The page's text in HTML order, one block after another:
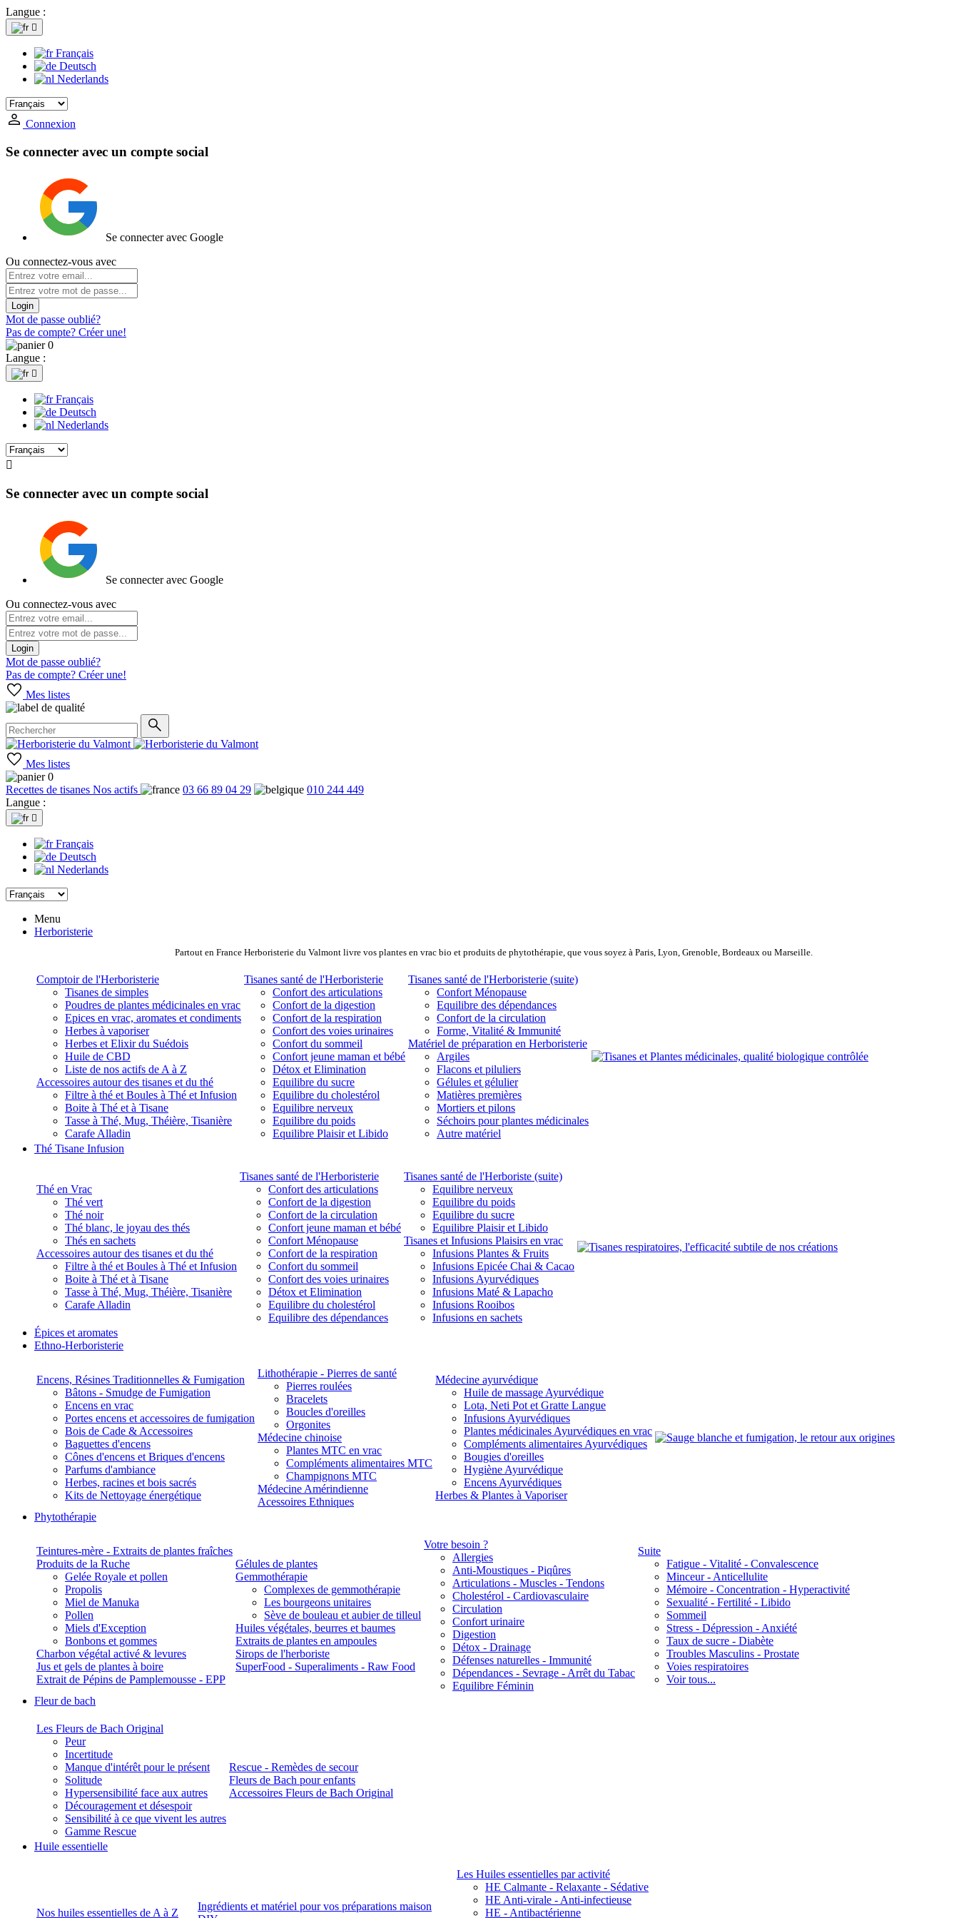
Langue :

Français
Deutsch
Nederlands
Connexion
Se connecter avec un compte social
Se connecter avec Google
Ou connectez-vous avec
Login
Mot de passe oublié?
Pas de compte? Créer une!
0
Langue :

Français
Deutsch
Nederlands

Se connecter avec un compte social
Se connecter avec Google
Ou connectez-vous avec
Login
Mot de passe oublié?
Pas de compte? Créer une!
Mes listes
Mes listes
0
Recettes de tisanes Nos actifs 03 66 89 04 29
010 244 449
Langue :

Français
Deutsch
Nederlands
Menu
Herboristerie
Partout en France Herboristerie du Valmont livre vos plantes en vrac bio et produits de phytothérapie, que vous soyez à Paris, Lyon, Grenoble, Bordeaux ou Marseille.
Comptoir de l'Herboristerie
Tisanes de simples
Poudres de plantes médicinales en vrac
Epices en vrac, aromates et condiments
Herbes à vaporiser
Herbes et Elixir du Suédois
Huile de CBD
Liste de nos actifs de A à Z
Accessoires autour des tisanes et du thé
Filtre à thé et Boules à Thé et Infusion
Boite à Thé et à Tisane
Tasse à Thé, Mug, Théière, Tisanière
Carafe Alladin
Tisanes santé de l'Herboristerie
Confort des articulations
Confort de la digestion
Confort de la respiration
Confort des voies urinaires
Confort du sommeil
Confort jeune maman et bébé
Détox et Elimination
Equilibre du sucre
Equilibre du cholestérol
Equilibre nerveux
Equilibre du poids
Equilibre Plaisir et Libido
Tisanes santé de l'Herboristerie (suite)
Confort Ménopause
Equilibre des dépendances
Confort de la circulation
Forme, Vitalité & Immunité
Matériel de préparation en Herboristerie
Argiles
Flacons et piluliers
Gélules et gélulier
Matières premières
Mortiers et pilons
Séchoirs pour plantes médicinales
Autre matériel
Thé Tisane Infusion
Thé en Vrac
Thé vert
Thé noir
Thé blanc, le joyau des thés
Thés en sachets
Accessoires autour des tisanes et du thé
Filtre à thé et Boules à Thé et Infusion
Boite à Thé et à Tisane
Tasse à Thé, Mug, Théière, Tisanière
Carafe Alladin
Tisanes santé de l'Herboristerie
Confort des articulations
Confort de la digestion
Confort de la circulation
Confort jeune maman et bébé
Confort Ménopause
Confort de la respiration
Confort du sommeil
Confort des voies urinaires
Détox et Elimination
Equilibre du cholestérol
Equilibre des dépendances
Tisanes santé de l'Herboriste (suite)
Equilibre nerveux
Equilibre du poids
Equilibre du sucre
Equilibre Plaisir et Libido
Tisanes et Infusions Plaisirs en vrac
Infusions Plantes & Fruits
Infusions Epicée Chai & Cacao
Infusions Ayurvédiques
Infusions Maté & Lapacho
Infusions Rooibos
Infusions en sachets
Épices et aromates
Ethno-Herboristerie
Encens, Résines Traditionnelles & Fumigation
Bâtons - Smudge de Fumigation
Encens en vrac
Portes encens et accessoires de fumigation
Bois de Cade & Accessoires
Baguettes d'encens
Cônes d'encens et Briques d'encens
Parfums d'ambiance
Herbes, racines et bois sacrés
Kits de Nettoyage énergétique
Lithothérapie - Pierres de santé
Pierres roulées
Bracelets
Boucles d'oreilles
Orgonites
Médecine chinoise
Plantes MTC en vrac
Compléments alimentaires MTC
Champignons MTC
Médecine Amérindienne
Acessoires Ethniques
Médecine ayurvédique
Huile de massage Ayurvédique
Lota, Neti Pot et Gratte Langue
Infusions Ayurvédiques
Plantes médicinales Ayurvédiques en vrac
Compléments alimentaires Ayurvédiques
Bougies d'oreilles
Hygiène Ayurvédique
Encens Ayurvédiques
Herbes & Plantes à Vaporiser
Phytothérapie
Teintures-mère - Extraits de plantes fraîches
Produits de la Ruche
Gelée Royale et pollen
Propolis
Miel de Manuka
Pollen
Miels d'Exception
Bonbons et gommes
Charbon végétal activé & levures
Jus et gels de plantes à boire
Extrait de Pépins de Pamplemousse - EPP
Gélules de plantes
Gemmothérapie
Complexes de gemmothérapie
Les bourgeons unitaires
Sève de bouleau et aubier de tilleul
Huiles végétales, beurres et baumes
Extraits de plantes en ampoules
Sirops de l'herboriste
SuperFood - Superaliments - Raw Food
Votre besoin ?
Allergies
Anti-Moustiques - Piqûres
Articulations - Muscles - Tendons
Cholestérol - Cardiovasculaire
Circulation
Confort urinaire
Digestion
Détox - Drainage
Défenses naturelles - Immunité
Dépendances - Sevrage - Arrêt du Tabac
Equilibre Féminin
Suite
Fatigue - Vitalité - Convalescence
Minceur - Anticellulite
Mémoire - Concentration - Hyperactivité
Sexualité - Fertilité - Libido
Sommeil
Stress - Dépression - Anxiété
Taux de sucre - Diabète
Troubles Masculins - Prostate
Voies respiratoires
Voir tous...
Fleur de bach
Les Fleurs de Bach Original
Peur
Incertitude
Manque d'intérêt pour le présent
Solitude
Hypersensibilité face aux autres
Découragement et désespoir
Sensibilité à ce que vivent les autres
Gamme Rescue
Rescue - Remèdes de secour
Fleurs de Bach pour enfants
Accessoires Fleurs de Bach Original
Huile essentielle
Nos huiles essentielles de A à Z
Ingrédients et matériel pour vos préparations maison
Les Huiles essentielles par activité
HE Calmante - Relaxante - Sédative
HE Anti-virale - Anti-infectieuse
HE - Antibactérienne